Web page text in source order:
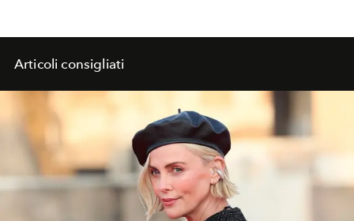
Articoli consigliati